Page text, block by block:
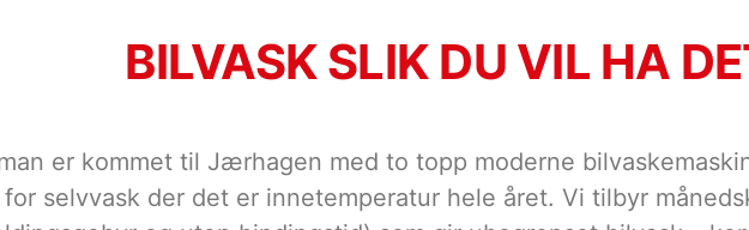
BILVASK SLIK DU VIL HA
er kommet til Jærhagen med to topp moderne
for selvvask der det er innetemperatur hele året. Vi tilbyr